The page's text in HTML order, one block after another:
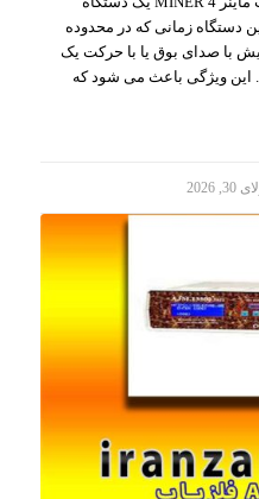
دستگاه زمانی که در محدوده
با صدای بوق یا با حرکت یک
این ویژگی باعث می شود که
2026